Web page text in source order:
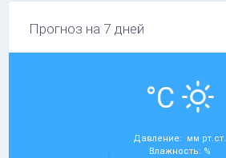
Прогноз на 7 дней
°C
Давление: мм рт.ст.
Влажность: %